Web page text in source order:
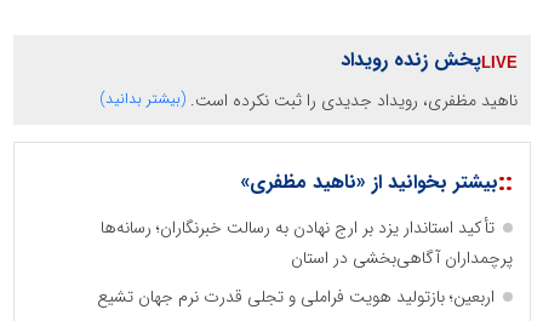
پخش زنده رویداد
ناهید مظفری، رویداد جدیدی را ثبت نکرده است. (بیشتر بدانید)
::بیشتر بخوانید از «ناهید مظفری»
تأکید استاندار یزد بر ارج نهادن به رسالت خبرنگاران؛ رسانه‌ها
پرچمداران آگاهی‌بخشی در استان
اربعین؛ بازتولید هویت فراملی و تجلی قدرت نرم جهان تشیع